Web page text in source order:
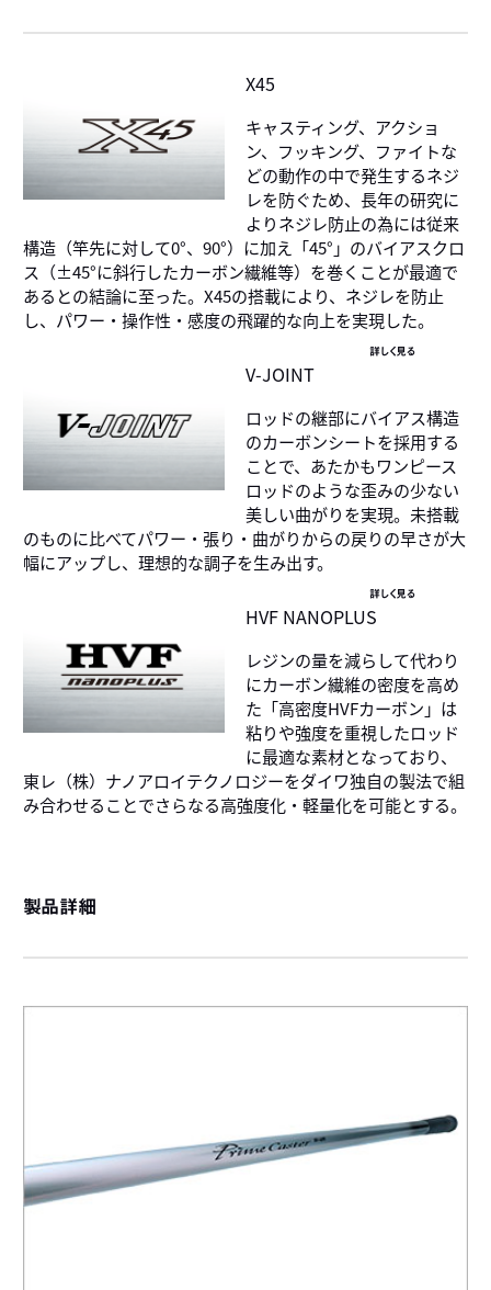
X45
キャスティング、アクショ
ン、フッキング、ファイトな
どの動作の中で発生するネジ
レを防ぐため、長年の研究に
よりネジレ防止の為には従来
構造（竿先に対して0°、90°）に加え「45°」のバイアスクロ
ス（±45°に斜行したカーボン繊維等）を巻くことが最適で
あるとの結論に至った。X45の搭載により、ネジレを防止
し、パワー・操作性・感度の飛躍的な向上を実現した。
詳しく見る
V-JOINT
ロッドの継部にバイアス構造
のカーボンシートを採用する
ことで、あたかもワンピース
ロッドのような歪みの少ない
美しい曲がりを実現。未搭載
のものに比べてパワー・張り・曲がりからの戻りの早さが大
幅にアップし、理想的な調子を生み出す。
詳しく見る
HVF NANOPLUS
レジンの量を減らして代わり
にカーボン繊維の密度を高め
た「高密度HVFカーボン」は
粘りや強度を重視したロッド
に最適な素材となっており、
東レ（株）ナノアロイテクノロジーをダイワ独自の製法で組
み合わせることでさらなる高強度化・軽量化を可能とする。
製品詳細